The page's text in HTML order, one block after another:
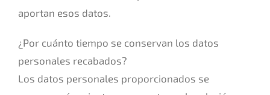
aportan esos datos.
¿Por cuánto tiempo se conservan los datos
personales recabados?
Los datos personales proporcionados se